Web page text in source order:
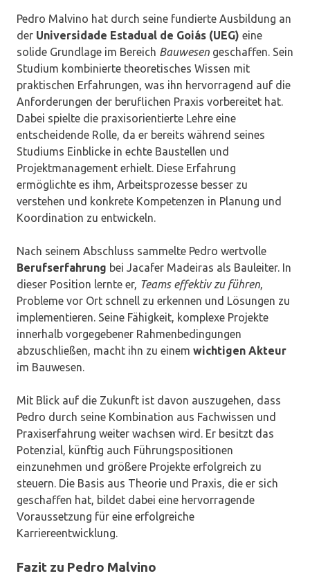
Pedro Malvino hat durch seine fundierte Ausbildung an
der Universidade Estadual de Goiás (UEG) eine
solide Grundlage im Bereich Bauwesen geschaffen. Sein
Studium kombinierte theoretisches Wissen mit
praktischen Erfahrungen, was ihn hervorragend auf die
Anforderungen der beruflichen Praxis vorbereitet hat.
Dabei spielte die praxisorientierte Lehre eine
entscheidende Rolle, da er bereits während seines
Studiums Einblicke in echte Baustellen und
Projektmanagement erhielt. Diese Erfahrung
ermöglichte es ihm, Arbeitsprozesse besser zu
verstehen und konkrete Kompetenzen in Planung und
Koordination zu entwickeln.
Nach seinem Abschluss sammelte Pedro wertvolle
Berufserfahrung bei Jacafer Madeiras als Bauleiter. In
dieser Position lernte er, Teams effektiv zu führen,
Probleme vor Ort schnell zu erkennen und Lösungen zu
implementieren. Seine Fähigkeit, komplexe Projekte
innerhalb vorgegebener Rahmenbedingungen
abzuschließen, macht ihn zu einem wichtigen Akteur
im Bauwesen.
Mit Blick auf die Zukunft ist davon auszugehen, dass
Pedro durch seine Kombination aus Fachwissen und
Praxiserfahrung weiter wachsen wird. Er besitzt das
Potenzial, künftig auch Führungspositionen
einzunehmen und größere Projekte erfolgreich zu
steuern. Die Basis aus Theorie und Praxis, die er sich
geschaffen hat, bildet dabei eine hervorragende
Voraussetzung für eine erfolgreiche
Karriereentwicklung.
Fazit zu Pedro Malvino